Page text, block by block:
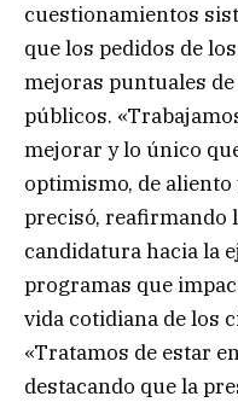
cuestionamientos
que los pedidos de
mejoras puntuales
públicos.
mejorar y lo único
optimismo, de aliento
precisó, reafirmando
candidatura hacia la
programas que
vida cotidiana de los
«Tratamos de estar
destacando que la